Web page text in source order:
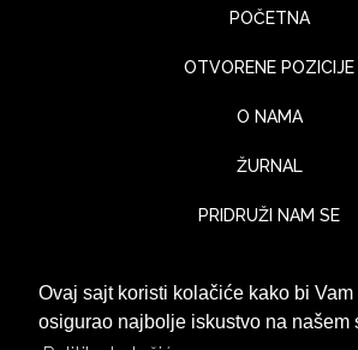
Ovaj sajt koristi kolačiće kako bi Vam
osigurao najbolje iskustvo na našem
POČETNA
OTVORENE POZICIJE
O NAMA
ŽURNAL
PRIDRUŽI NAM SE
UTISCI KLIJENATA